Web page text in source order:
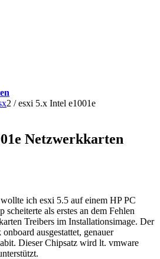
2 / esxi 5.x Intel e1001e
Netzwerkkarten
ich esxi 5.5 auf einem HP PC
scheiterte als erstes an dem Fehlen
Treibers im Installationsimage. Der
ausgestattet, genauer
Dieser Chipsatz wird lt. vmware